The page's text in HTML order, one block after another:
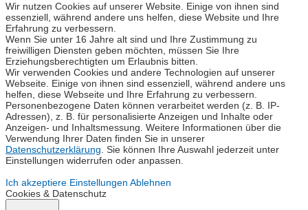
Wir nutzen Cookies auf unserer Website. Einige von ihnen sind
essenziell, während andere uns helfen, diese Website und Ihre
Erfahrung zu verbessern.
Wenn Sie unter 16 Jahre alt sind und Ihre Zustimmung zu
freiwilligen Diensten geben möchten, müssen Sie Ihre
Erziehungsberechtigten um Erlaubnis bitten.
Wir verwenden Cookies und andere Technologien auf unserer
Webseite. Einige von ihnen sind essenziell, während andere uns
helfen, diese Webseite und Ihre Erfahrung zu verbessern.
Personenbezogene Daten können verarbeitet werden (z. B. IP-
Adressen), z. B. für personalisierte Anzeigen und Inhalte oder
Anzeigen- und Inhaltsmessung. Weitere Informationen über die
Verwendung Ihrer Daten finden Sie in unserer
Datenschutzerklärung. Sie können Ihre Auswahl jederzeit unter
Einstellungen widerrufen oder anpassen.
Ich akzeptiere Einstellungen Ablehnen
Cookies & Datenschutz